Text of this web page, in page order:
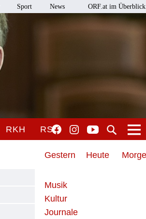
Sport News ORF.at im Überblick
RKH RSO
Gestern Heute
Musik
Kultur
Journale